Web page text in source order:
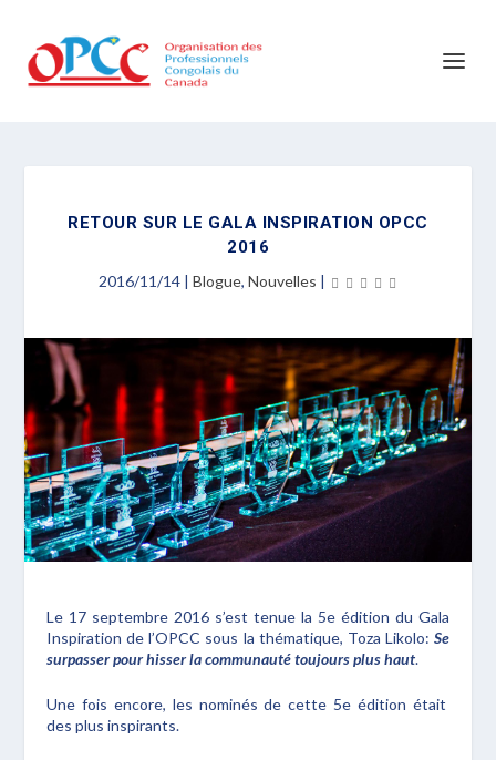
RETOUR SUR LE GALA INSPIRATION OPCC
2016
2016/11/14 | Blogue, Nouvelles |
Le 17 septembre 2016 s’est tenue la 5e édition du Gala
Inspiration de l’OPCC sous la thématique, Toza Likolo: Se
surpasser pour hisser la communauté toujours plus haut.
Une fois encore, les nominés de cette 5e édition était
des plus inspirants.